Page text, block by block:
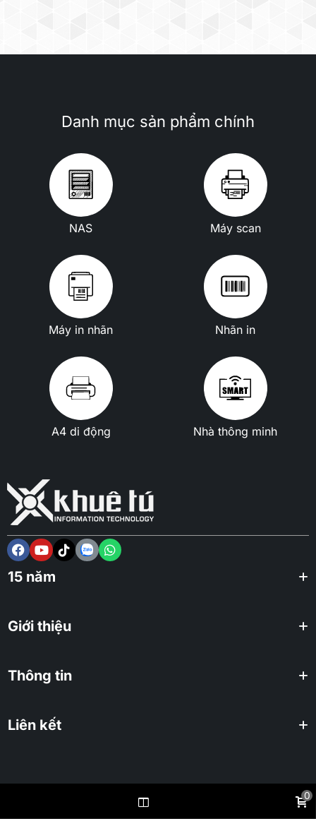
Danh mục sản phẩm chính
NAS Máy scan
Máy in nhãn Nhãn in
A4 di động Nhà thông minh
15 năm
Giới thiệu
Thông tin
Liên kết
2025 KHUÊ TÚ Co., ltd. All rights reserved. 0